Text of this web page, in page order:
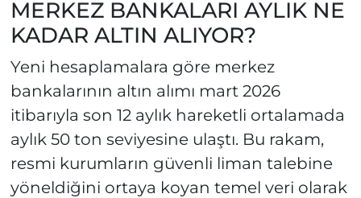
MERKEZ BANKALARI AYLIK NE
KADAR ALTIN ALIYOR?
Yeni hesaplamalara göre merkez
bankalarının altın alımı mart 2026
itibarıyla son 12 aylık hareketli ortalamada
aylık 50 ton seviyesine ulaştı. Bu rakam,
resmi kurumların güvenli liman talebine
yöneldiğini ortaya koyan temel veri olarak